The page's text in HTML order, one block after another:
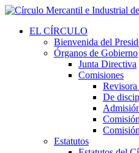
EL CÍRCULO
Bienvenida del
Órganos de Gobierno
Junta Directiva
Comisiones
Revisora
De
Estatutos